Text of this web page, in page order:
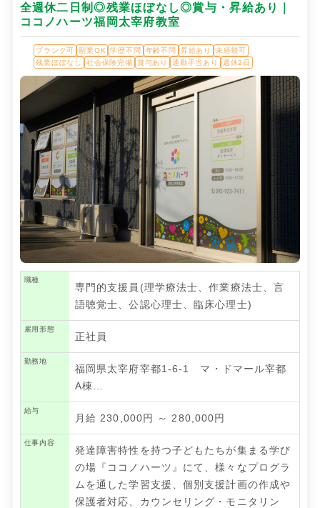
全週休二日制◎残業ほぼなし◎賞与・昇給あり｜
ココノハーツ福岡太宰府教室
ブランク可 副業OK 学歴不問 年齢不問 昇給あり
未経験可
残業ほぼなし
社会保険完備 賞与あり 通勤手当あり 週休2日
職種
専門的支援員(理学療法士、作業療法士、言
語聴覚士、公認心理士、臨床心理士)
雇用形態
正社員
勤務地
福岡県太宰府宰都1-6-1 マ・ドマール宰都
A棟…
給与
月給 230,000円 ～ 280,000円
仕事内容
発達障害特性を持つ子どもたちが集まる学び
の場『ココノハーツ』にて、様々なプログラ
ムを通した学習支援、個別支援計画の作成や
保護者対応、カウンセリング・モニタリン